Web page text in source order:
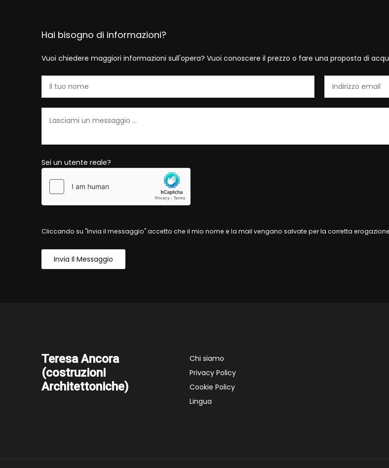
Hai bisogno di informazioni?
Vuoi chiedere maggiori informazioni sull'opera? Vuoi conoscere il prezzo o fare una proposta di
Sei un utente reale?
Cliccando su "Invia il messaggio" accetto che il mio nome e la mail vengano salvate per la corretta
Invia Il Messaggio
Teresa Ancora
(costruzioni
Architettoniche)
Chi siamo
Privacy Policy
Cookie Policy
Lingua